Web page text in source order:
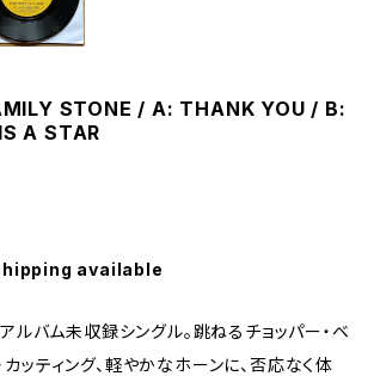
STONE / A: THANK YOU / B:
A STAR
available
ルバム未収録シングル。跳ねるチョッパー・ベ
ッティング、軽やかなホーンに、否応なく体